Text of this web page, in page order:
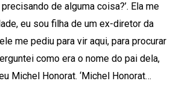
de alguma coisa?’. Ela me
eu sou filha de um ex-diretor da
me pediu para vir aqui, para procurar
como era o nome do pai dela,
Michel Honorat. ‘Michel Honorat…